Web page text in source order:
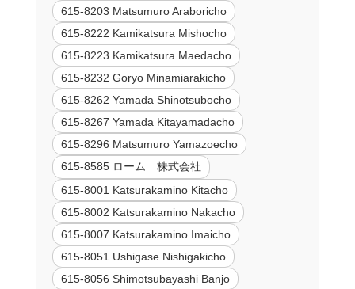
615-8203 Matsumuro Araboricho
615-8222 Kamikatsura Mishocho
615-8223 Kamikatsura Maedacho
615-8232 Goryo Minamiarakicho
615-8262 Yamada Shinotsubocho
615-8267 Yamada Kitayamadacho
615-8296 Matsumuro Yamazoecho
615-8585 ローム 株式会社
615-8001 Katsurakamino Kitacho
615-8002 Katsurakamino Nakacho
615-8007 Katsurakamino Imaicho
615-8051 Ushigase Nishigakicho
615-8056 Shimotsubayashi Banjo